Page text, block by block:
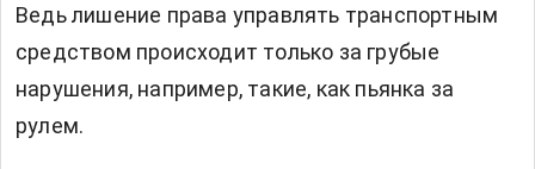
Ведь лишение права управлять транспортным
средством происходит только за грубые
нарушения, например, такие, как пьянка за
рулем.